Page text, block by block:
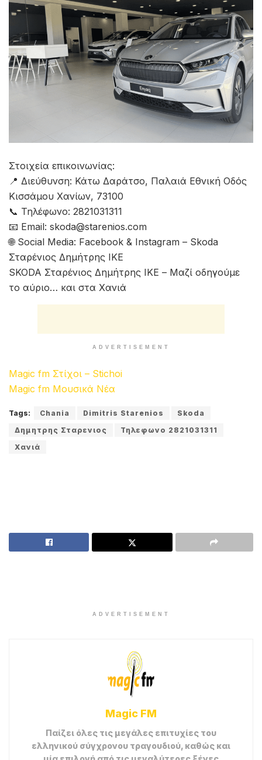
Στοιχεία επικοινωνίας:
📍 Διεύθυνση: Κάτω Δαράτσο, Παλαιά Εθνική Οδός
Κισσάμου Χανίων, 73100
📞 Τηλέφωνο: 2821031311
📧 Email: skoda@starenios.com
🌐 Social Media: Facebook & Instagram – Skoda
Σταρένιος Δημήτρης ΙΚΕ
SKODA Σταρένιος Δημήτρης ΙΚΕ – Μαζί οδηγούμε
το αύριο… και στα Χανιά
ADVERTISEMENT
Magic fm Στίχοι – Stichoi
Magic fm Μουσικά Νέα
Tags: Chania Dimitris Starenios
Skoda
Δημητρης Σταρενιος
Τηλεφωνο 2821031311
Χανιά
ADVERTISEMENT
Magic FM
Παίζει όλες τις μεγάλες επιτυχίες του
ελληνικού σύγχρονου τραγουδιού, καθώς και